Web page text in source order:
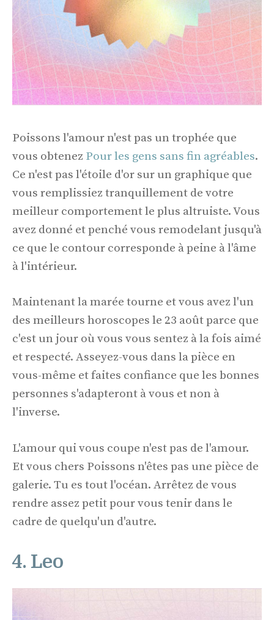
Poissons l'amour n'est pas un trophée que
vous obtenez Pour les gens sans fin agréables.
Ce n'est pas l'étoile d'or sur un graphique que
vous remplissiez tranquillement de votre
meilleur comportement le plus altruiste. Vous
avez donné et penché vous remodelant jusqu'à
ce que le contour corresponde à peine à l'âme
à l'intérieur.
Maintenant la marée tourne et vous avez l'un
des meilleurs horoscopes le 23 août parce que
c'est un jour où vous vous sentez à la fois aimé
et respecté. Asseyez-vous dans la pièce en
vous-même et faites confiance que les bonnes
personnes s'adapteront à vous et non à
l'inverse.
L'amour qui vous coupe n'est pas de l'amour.
Et vous chers Poissons n'êtes pas une pièce de
galerie. Tu es tout l'océan. Arrêtez de vous
rendre assez petit pour vous tenir dans le
cadre de quelqu'un d'autre.
4. Leo